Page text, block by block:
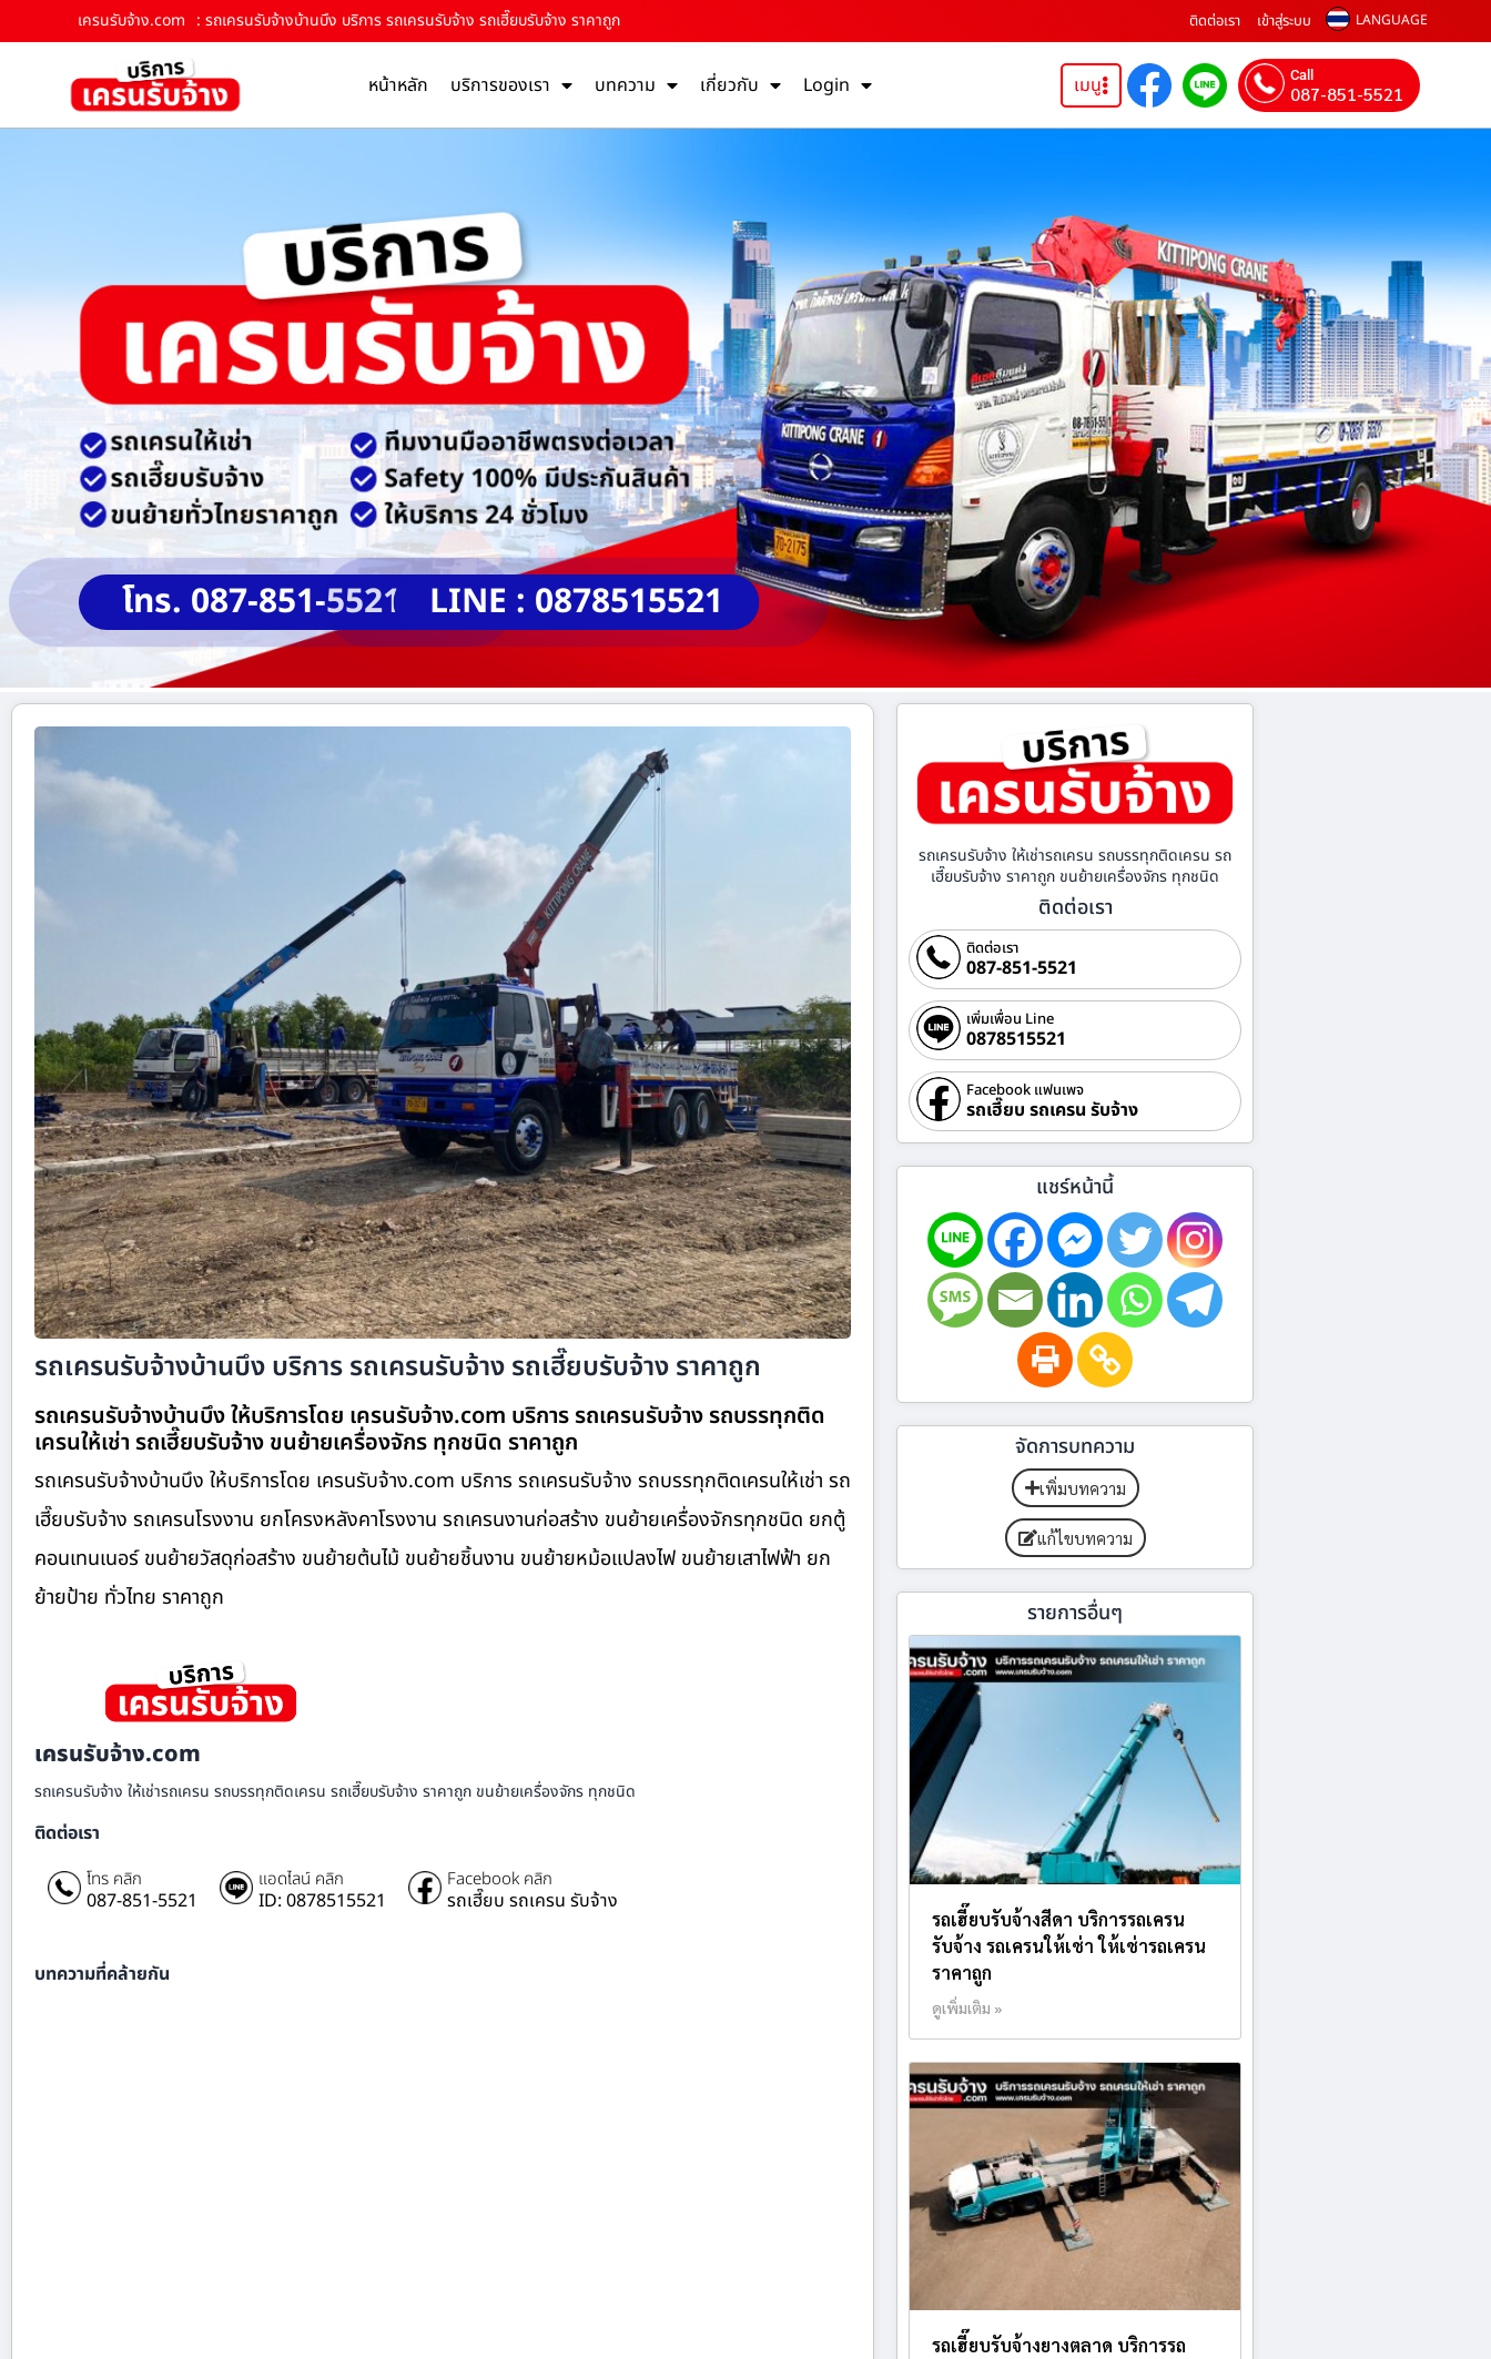
เครนรับจ้าง.com : รถเครนรับจ้างบ้านบึง บริการ รถเครนรับจ้าง รถเฮี๊ยบรับจ้าง ราคาถูก ติดต่อเรา เข้าสู่ระบบ LANGUAGE
หน้าหลัก บริการของเรา บทความ เกี่ยวกับ Login เมนู Call
087-851-5521
โทร. 087-851-5521 LINE : 0878515521
รถเครนรับจ้างบ้านบึง บริการ รถเครนรับจ้าง รถเฮี๊ยบรับจ้าง ราคาถูก
รถเครนรับจ้างบ้านบึง ให้บริการโดย เครนรับจ้าง.com บริการ รถเครนรับจ้าง รถบรรทุกติด
เครนให้เช่า รถเฮี๊ยบรับจ้าง ขนย้ายเครื่องจักร ทุกชนิด ราคาถูก
รถเครนรับจ้างบ้านบึง ให้บริการโดย เครนรับจ้าง.com บริการ รถเครนรับจ้าง รถบรรทุกติดเครนให้เช่า รถ
เฮี๊ยบรับจ้าง รถเครนโรงงาน ยกโครงหลังคาโรงงาน รถเครนงานก่อสร้าง ขนย้ายเครื่องจักรทุกชนิด ยกตู้
คอนเทนเนอร์ ขนย้ายวัสดุก่อสร้าง ขนย้ายต้นไม้ ขนย้ายชิ้นงาน ขนย้ายหม้อแปลงไฟ ขนย้ายเสาไฟฟ้า ยก
ย้ายป้าย ทั่วไทย ราคาถูก
เครนรับจ้าง.com
รถเครนรับจ้าง ให้เช่ารถเครน รถบรรทุกติดเครน รถเฮี๊ยบรับจ้าง ราคาถูก ขนย้ายเครื่องจักร ทุกชนิด
ติดต่อเรา
โทร คลิก
087-851-5521
แอดไลน์ คลิก
ID: 0878515521
Facebook คลิก
รถเฮี๊ยบ รถเครน รับจ้าง
บทความที่คล้ายกัน
รถเครนรับจ้าง ให้เช่ารถเครน รถบรรทุกติดเครน รถ
เฮี๊ยบรับจ้าง ราคาถูก ขนย้ายเครื่องจักร ทุกชนิด
ติดต่อเรา
ติดต่อเรา
087-851-5521
เพิ่มเพื่อน Line
0878515521
Facebook แฟนเพจ
รถเฮี๊ยบ รถเครน รับจ้าง
แชร์หน้านี้
จัดการบทความ
เพิ่มบทความ
แก้ไขบทความ
รายการอื่นๆ
รถเฮี๊ยบรับจ้างสีดา บริการรถเครน
รับจ้าง รถเครนให้เช่า ให้เช่ารถเครน
ราคาถูก
ดูเพิ่มเติม »
รถเฮี๊ยบรับจ้างยางตลาด บริการรถ